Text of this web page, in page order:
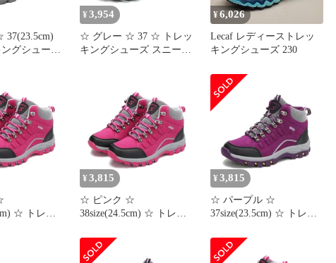
グシューズ
イキングシ
ーツ スニ
靴 紐靴 レデ
ズ シューズ
ッキング ハ
¥ 3,954
☆ グレー ☆ 37 ☆ トレッ
キングシューズ スニーカ
ィース 登山靴 シューズ
アウトドア 登山 くつ 靴
ローカット ハイキング
トレッキング 軽い 軽量
キャンプ 運動靴 カジュ
アル スニーカー
¥6,026
Lecaf レディーストレッ
キングシューズ 230
☆ トレッ
¥ 3,815
☆ ピンク ☆
38size(24.5cm) ☆ トレッ
グシューズ トレッキング
シューズ レディース ス
¥ 3,815
☆ パープル ☆
37size(23.5cm) ☆ トレッ
グシューズ トレッキング
シューズ レディース ス